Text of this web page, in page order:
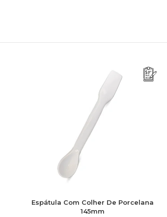
Espátula Com Colher De Porcelana
145mm